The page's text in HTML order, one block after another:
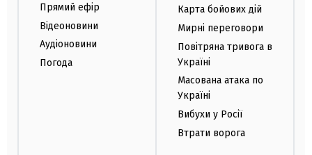
Прямий ефір
Відеоновини
Аудіоновини
Погода
Карта бойових дій
Мирні переговори
Повітряна тривога в
Україні
Масована атака по
Україні
Вибухи у Росії
Втрати ворога